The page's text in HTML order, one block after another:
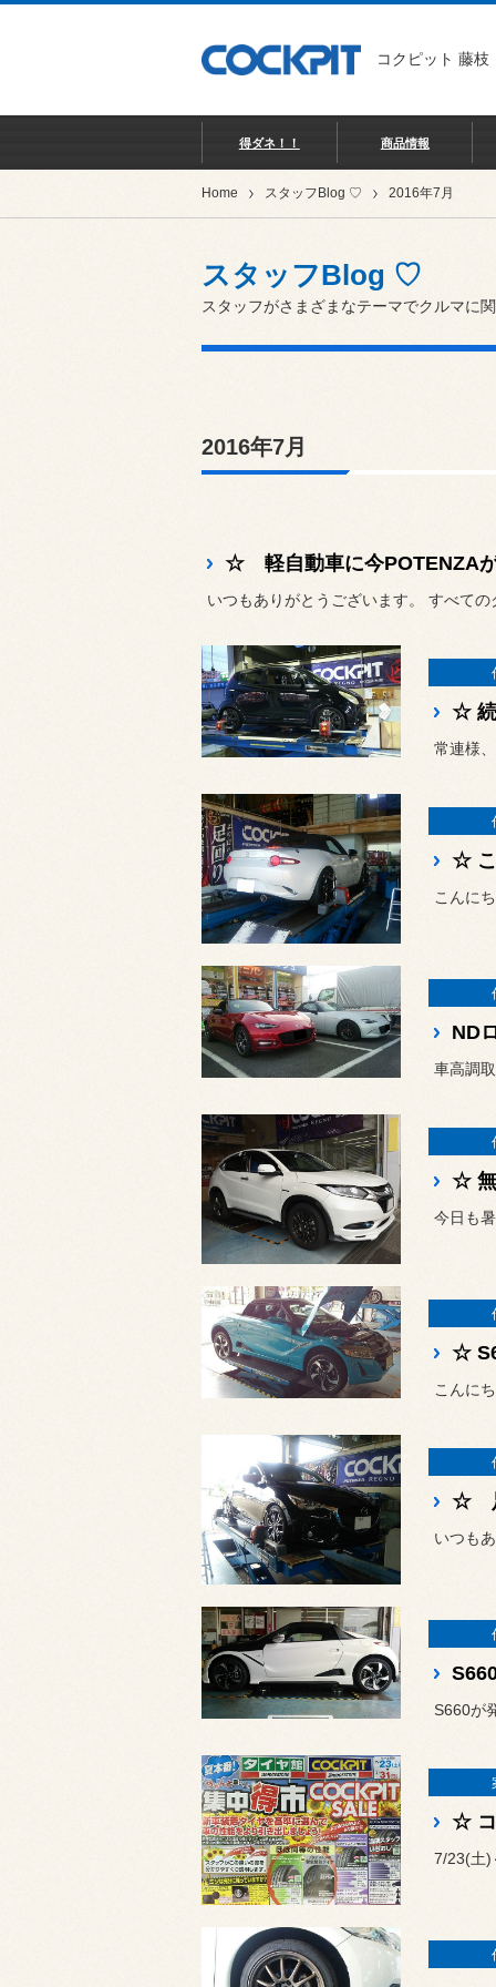
コクピット 藤枝
得ダネ！！ 商品情報
Home スタッフBlog ♡ 2016年7月
スタッフBlog ♡
スタッフがさまざまなテーマでクルマに
2016年7月
☆ 軽自動車に今
いつもありがとうございます。 すべて
☆ 続
☆ こ
ND
☆
今日も
☆
☆ コ
7/23(土)